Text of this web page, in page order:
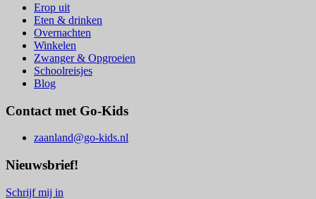
Erop uit
Eten & drinken
Overnachten
Winkelen
Zwanger & Opgroeien
Schoolreisjes
Blog
Contact met Go-Kids
zaanland@go-kids.nl
Nieuwsbrief!
Schrijf mij in